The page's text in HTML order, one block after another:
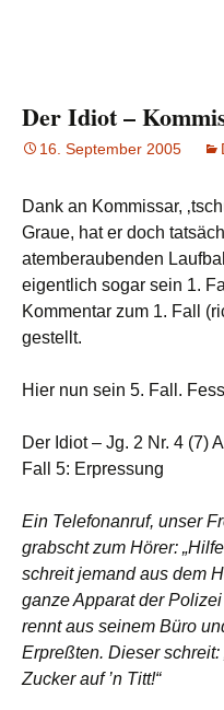
Der Idiot –
16. September 2005
Dank an Kommissar,
Graue, hat er doch
atemberaubenden
eigentlich sogar sein 1.
Kommentar zum 1. Fall
gestellt.
Hier nun sein 5. Fall.
Der Idiot – Jg. 2 Nr. 4 (7)
Fall 5: Erpressung
Ein Telefonanruf, unser
grabscht zum Hörer:
schreit jemand aus dem
ganze Apparat der
rennt aus seinem Büro
Erpreßten. Dieser
Zucker auf ’n Titt!“